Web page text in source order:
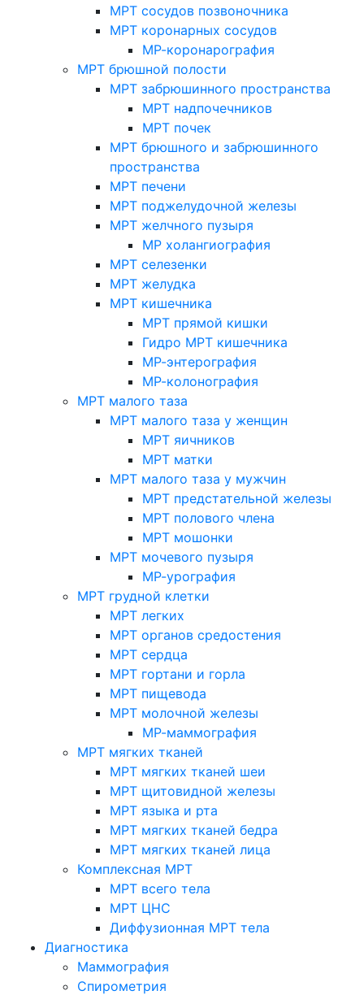
МРТ сосудов позвоночника
МРТ коронарных сосудов
МР-коронарография
МРТ брюшной полости
МРТ забрюшинного пространства
МРТ надпочечников
МРТ почек
МРТ брюшного и забрюшинного
пространства
МРТ печени
МРТ поджелудочной железы
МРТ желчного пузыря
МР холангиография
МРТ селезенки
МРТ желудка
МРТ кишечника
МРТ прямой кишки
Гидро МРТ кишечника
МР-энтерография
МР-колонография
МРТ малого таза
МРТ малого таза у женщин
МРТ яичников
МРТ матки
МРТ малого таза у мужчин
МРТ предстательной железы
МРТ полового члена
МРТ мошонки
МРТ мочевого пузыря
МР-урография
МРТ грудной клетки
МРТ легких
МРТ органов средостения
МРТ сердца
МРТ гортани и горла
МРТ пищевода
МРТ молочной железы
МР-маммография
МРТ мягких тканей
МРТ мягких тканей шеи
МРТ щитовидной железы
МРТ языка и рта
МРТ мягких тканей бедра
МРТ мягких тканей лица
Комплексная МРТ
МРТ всего тела
МРТ ЦНС
Диффузионная МРТ тела
Диагностика
Маммография
Спирометрия